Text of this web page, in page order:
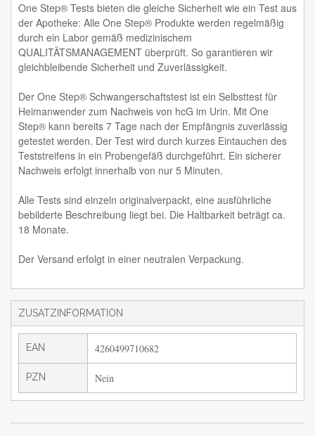
One Step® Tests bieten die gleiche Sicherheit wie ein Test aus
der Apotheke: Alle One Step® Produkte werden regelmäßig
durch ein Labor gemäß medizinischem
QUALITÄTSMANAGEMENT überprüft. So garantieren wir
gleichbleibende Sicherheit und Zuverlässigkeit.
Der One Step® Schwangerschaftstest ist ein Selbsttest für
Heimanwender zum Nachweis von hcG im Urin. Mit One
Step® kann bereits 7 Tage nach der Empfängnis zuverlässig
getestet werden. Der Test wird durch kurzes Eintauchen des
Teststreifens in ein Probengefäß durchgeführt. Ein sicherer
Nachweis erfolgt innerhalb von nur 5 Minuten.
Alle Tests sind einzeln originalverpackt, eine ausführliche
bebilderte Beschreibung liegt bei. Die Haltbarkeit beträgt ca.
18 Monate.
Der Versand erfolgt in einer neutralen Verpackung.
ZUSATZINFORMATION
EAN 4260499710682
PZN Nein